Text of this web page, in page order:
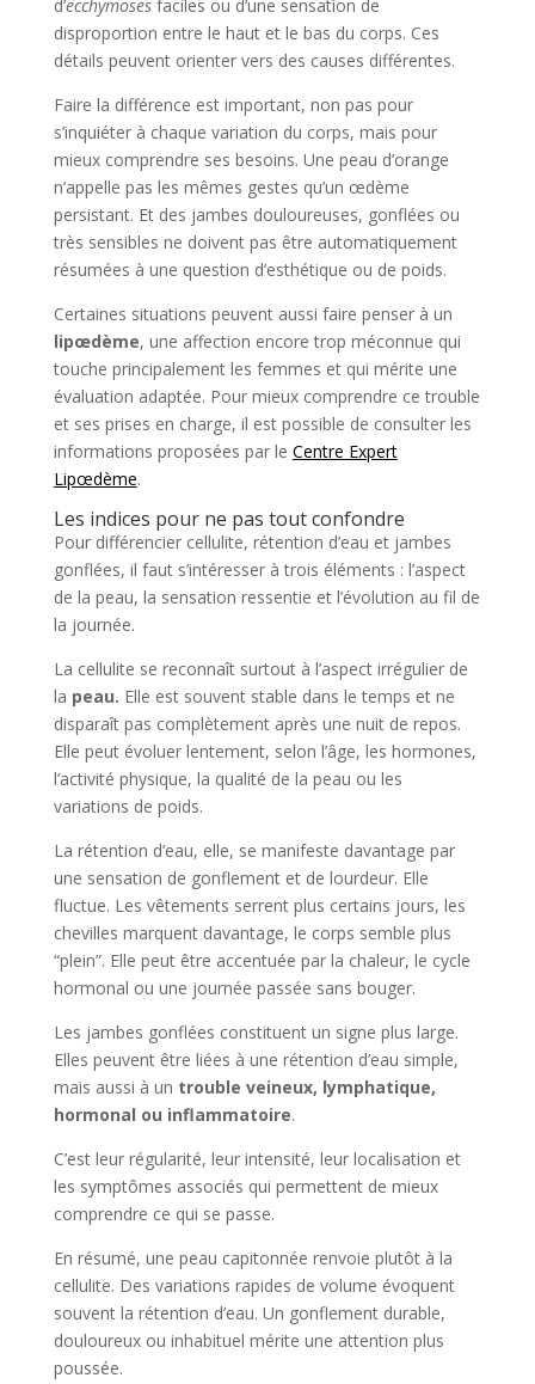
d’ecchymosesfaciles ou d’une sensation de
disproportion entre le haut et le bas du corps. Ces
détails peuvent orienter vers des causes différentes.
Faire la différence est important, non pas pour
s’inquiéter à chaque variation du corps, mais pour
mieux comprendre ses besoins. Une peau d’orange
n’appelle pas les mêmes gestes qu’un œdème
persistant. Et des jambes douloureuses, gonflées ou
très sensibles ne doivent pas être automatiquement
résumées à une question d’esthétique ou de poids.
Certaines situations peuvent aussi faire penser à un
lipœdème, une affection encore trop méconnue qui
touche principalement les femmes et qui mérite une
évaluation adaptée. Pour mieux comprendre ce trouble
et ses prises en charge, il est possible de consulter les
informations proposées par le Centre Expert
Lipœdème.
Les indices pour ne pas tout confondre
Pour différencier cellulite, rétention d’eau et jambes
gonflées, il faut s’intéresser à trois éléments : l’aspect
de la peau, la sensation ressentie et l’évolution au fil de
la journée.
La cellulite se reconnaît surtout à l’aspect irrégulier de
la peau. Elle est souvent stable dans le temps et ne
disparaît pas complètement après une nuit de repos.
Elle peut évoluer lentement, selon l’âge, les hormones,
l’activité physique, la qualité de la peau ou les
variations de poids.
La rétention d’eau, elle, se manifeste davantage par
une sensation de gonflement et de lourdeur. Elle
fluctue. Les vêtements serrent plus certains jours, les
chevilles marquent davantage, le corps semble plus
“plein”. Elle peut être accentuée par la chaleur, le cycle
hormonal ou une journée passée sans bouger.
Les jambes gonflées constituent un signe plus large.
Elles peuvent être liées à une rétention d’eau simple,
mais aussi à un trouble veineux, lymphatique,
hormonal ou inflammatoire.
C’est leur régularité, leur intensité, leur localisation et
les symptômes associés qui permettent de mieux
comprendre ce qui se passe.
En résumé, une peau capitonnée renvoie plutôt à la
cellulite. Des variations rapides de volume évoquent
souvent la rétention d’eau. Un gonflement durable,
douloureux ou inhabituel mérite une attention plus
poussée.